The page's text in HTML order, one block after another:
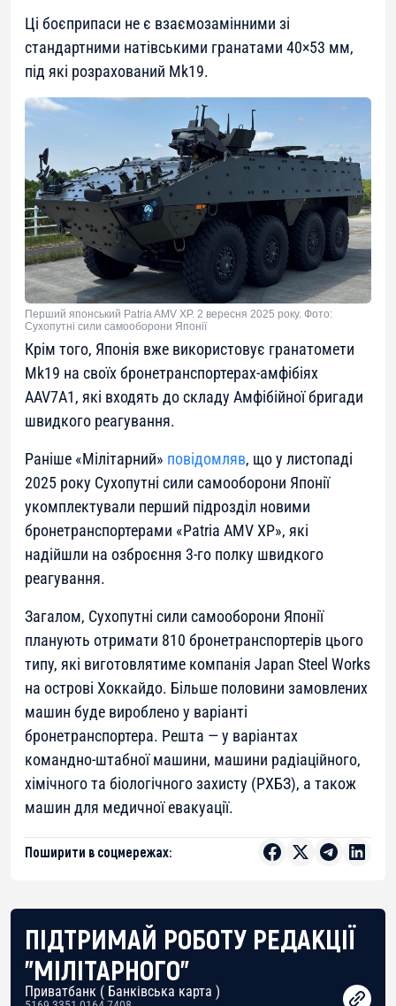
Ці боєприпаси не є взаємозамінними зі
стандартними натівськими гранатами 40×53 мм,
під які розрахований Mk19.
Перший японський Patria AMV XP. 2 вересня 2025 року. Фото:
Сухопутні сили самооборони Японії
Крім того, Японія вже використовує гранатомети
Mk19 на своїх бронетранспортерах-амфібіях
AAV7A1, які входять до складу Амфібійної бригади
швидкого реагування.
Раніше «Мілітарний» повідомляв, що у листопаді
2025 року Сухопутні сили самооборони Японії
укомплектували перший підрозділ новими
бронетранспортерами «Patria AMV XP», які
надійшли на озброєння 3-го полку швидкого
реагування.
Загалом, Сухопутні сили самооборони Японії
планують отримати 810 бронетранспортерів цього
типу, які виготовлятиме компанія Japan Steel Works
на острові Хоккайдо. Більше половини замовлених
машин буде вироблено у варіанті
бронетранспортера. Решта — у варіантах
командно-штабної машини, машини радіаційного,
хімічного та біологічного захисту (РХБЗ), а також
машин для медичної евакуації.
Поширити в соцмережах:
ПІДТРИМАЙ РОБОТУ РЕДАКЦІЇ
"МІЛІТАРНОГО"
Приватбанк ( Банківська карта )